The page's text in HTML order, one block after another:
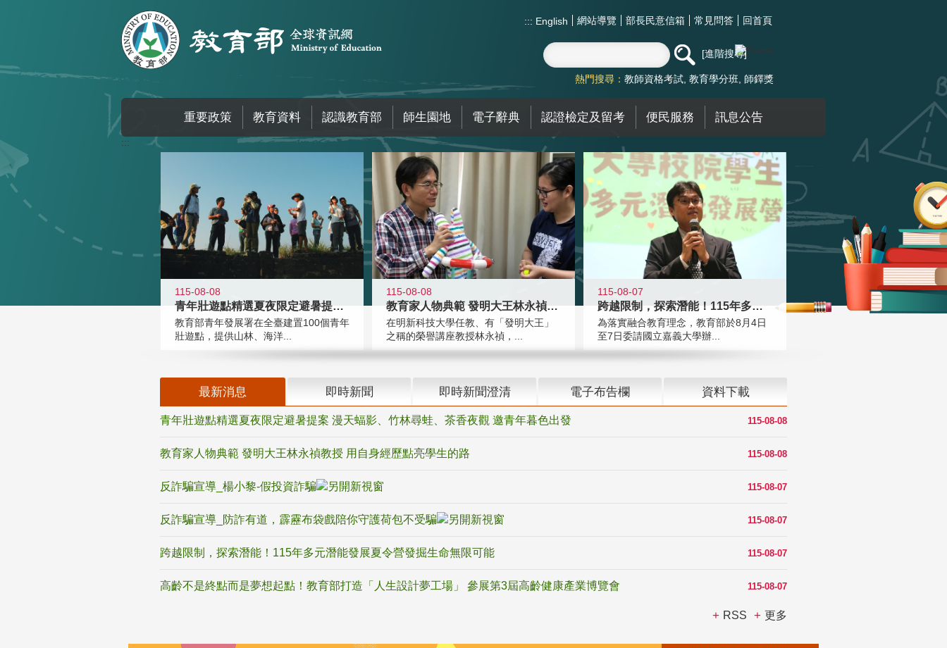
::: English 網站導覽 部長民意信箱 常見問答 回首頁
進階搜尋
熱門搜尋： 教師資格考試 教育學分班 師鐸獎
重要政策 教育資料 認識教育部 師生園地 電子辭典 認證檢定及留考 便民服務 訊息公告
:::
115-08-08
青年壯遊點精選夏夜限定避暑提案 漫
教育部青年發展署在全臺建置100個青年
壯遊點，提供山林、海洋...
115-08-08
教育家人物典範 發明大王林永禎教授
在明新科技大學任教、有「發明大王」
之稱的榮譽講座教授林永禎，...
115-08-07
跨越限制，探索潛能！115年多元潛
為落實融合教育理念，教育部於8月4日
至7日委請國立嘉義大學辦...
最新消息 即時新聞 即時新聞澄清 電子布告欄 資料下載
115-08-08
青年壯遊點精選夏夜限定避暑提案 漫天蝠影、竹林尋蛙、茶香夜觀 邀青年暮色出發
115-08-08
教育家人物典範 發明大王林永禎教授 用自身經歷點亮學生的路
115-08-07
反詐騙宣導_楊小黎-假投資詐騙
115-08-07
反詐騙宣導_防詐有道，霹靂布袋戲陪你守護荷包不受騙
115-08-07
跨越限制，探索潛能！115年多元潛能發展夏令營發掘生命無限可能
115-08-07
高齡不是終點而是夢想起點！教育部打造「人生設計夢工場」 參展第3屆高齡健康產業博覽會
RSS 更多